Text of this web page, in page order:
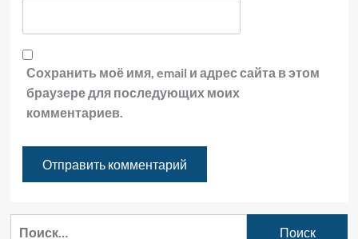
Сохранить моё имя, email и адрес сайта в этом
браузере для последующих моих
комментариев.